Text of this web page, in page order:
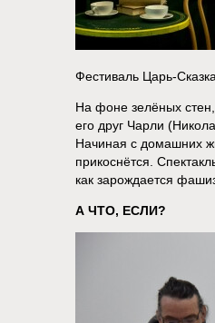
Фестиваль Царь-
На фоне зелёных
его друг Чарли
Начиная с домашних
прикоснётся.
как зарождается
А ЧТО, ЕСЛИ?